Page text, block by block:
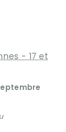
- 17 et